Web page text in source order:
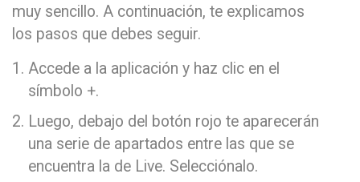
muy sencillo. A continuación, te explicamos
los pasos que debes seguir.
Accede a la aplicación y haz clic en el
símbolo +.
Luego, debajo del botón rojo te aparecerán
una serie de apartados entre las que se
encuentra la de Live. Selecciónalo.